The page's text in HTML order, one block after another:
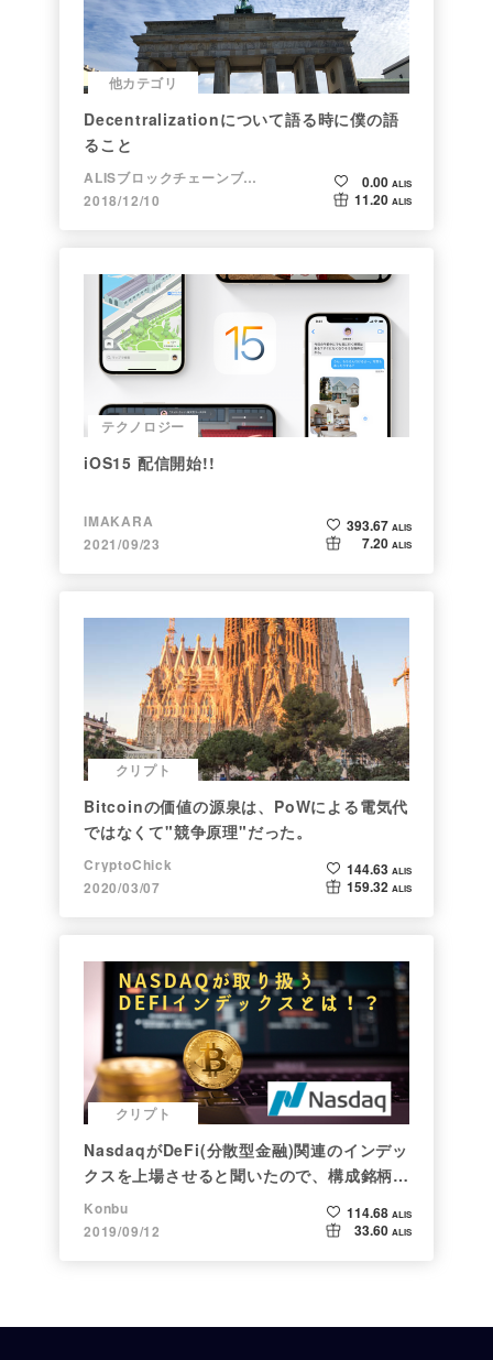
他カテゴリ
Decentralizationについて語る時に僕の語
ること
ALISブロックチェーンブログ
2018/12/10
0.00 ALIS
11.20 ALIS
テクノロジー
iOS15 配信開始!!
IMAKARA
2021/09/23
393.67 ALIS
7.20 ALIS
クリプト
Bitcoinの価値の源泉は、PoWによる電気代
ではなくて"競争原理"だった。
CryptoChick
2020/03/07
144.63 ALIS
159.32 ALIS
クリプト
NasdaqがDeFi(分散型金融)関連のインデッ
クスを上場させると聞いたので、構成銘柄を
調べてみた
Konbu
2019/09/12
114.68 ALIS
33.60 ALIS